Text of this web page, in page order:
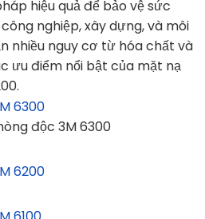
hiệu quả để bảo vệ sức
nghiệp, xây dựng, và môi
nhiều nguy cơ từ hóa chất và
ưu điểm nổi bật của mặt nạ
độc 3M 6300